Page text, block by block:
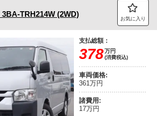
3BA-TRH214W (2WD) お気に入り
支払総額：
378万円
(消費税込)
車両価格:
361万円
諸費用:
17万円